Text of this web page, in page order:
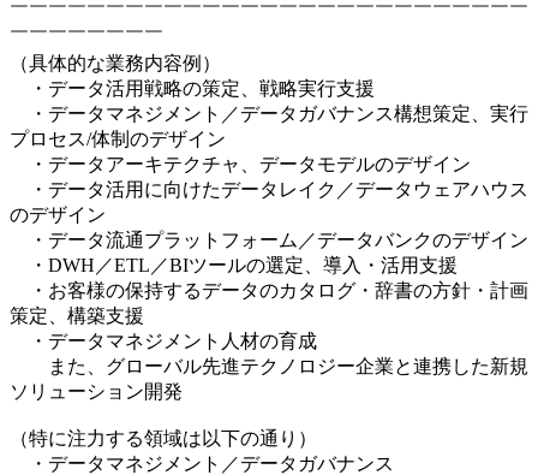
￣￣￣￣￣￣￣￣￣￣￣￣￣￣￣￣￣￣￣￣￣￣￣￣￣￣￣
￣￣￣￣￣￣￣￣
（具体的な業務内容例）
・データ活用戦略の策定、戦略実行支援
・データマネジメント／データガバナンス構想策定、実行
プロセス/体制のデザイン
・データアーキテクチャ、データモデルのデザイン
・データ活用に向けたデータレイク／データウェアハウス
のデザイン
・データ流通プラットフォーム／データバンクのデザイン
・DWH／ETL／BIツールの選定、導入・活用支援
・お客様の保持するデータのカタログ・辞書の方針・計画
策定、構築支援
・データマネジメント人材の育成
また、グローバル先進テクノロジー企業と連携した新規
ソリューション開発
（特に注力する領域は以下の通り）
・データマネジメント／データガバナンス